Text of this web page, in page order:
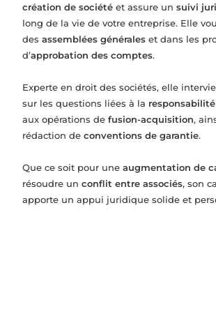
création de société et assure unsuivi
long de la vie de votre entreprise. Elle
desassemblées générales et dans les
d’approbation des comptes.
Experte en droit des sociétés, elle
sur les questions liées à la
aux opérations defusion-acquisition,
rédaction deconventions de garantie.
Que ce soit pour uneaugmentation de
résoudre unconflit entre associés, son
apporte un appui juridique solide et